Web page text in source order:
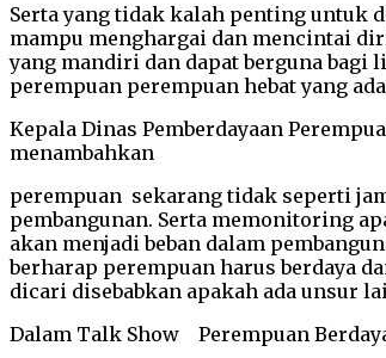
Serta yang tidak kalah penting untuk
mampu menghargai dan mencintai
yang mandiri dan dapat berguna
perempuan perempuan hebat yang
Kepala Dinas Pemberdayaan
menambahkan
perempuan sekarang tidak seperti
pembangunan. Serta memonitoring
akan menjadi beban dalam
berharap perempuan harus berdaya
dicari disebabkan apakah ada unsur
Dalam Talk Show Perempuan